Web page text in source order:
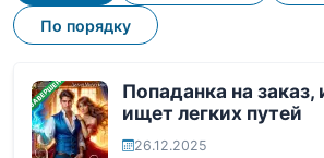
По порядку
ЗАВЕРШЕНА
Попаданка на заказ,
ищет легких путей
26.12.2025